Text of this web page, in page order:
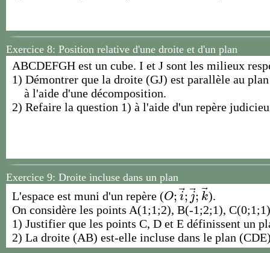
Exercice 8: Position relative d'une droite et d'un plan
ABCDEFGH est un cube. I et J sont les milieux
1) Démontrer que la droite (GJ) est parallèle au
à l'aide d'une décomposition.
2) Refaire la question 1) à l'aide d'un repère
Exercice 9: Droite incluse dans un plan
L'espace est muni d'un repère (O; i⃗; j⃗; k⃗
O;i →;j →;k
).
On considère les points A(1;1;2), B(-1;2;1),
1) Justifier que les points C, D et E définissent un
2) La droite (AB) est-elle incluse dans le plan